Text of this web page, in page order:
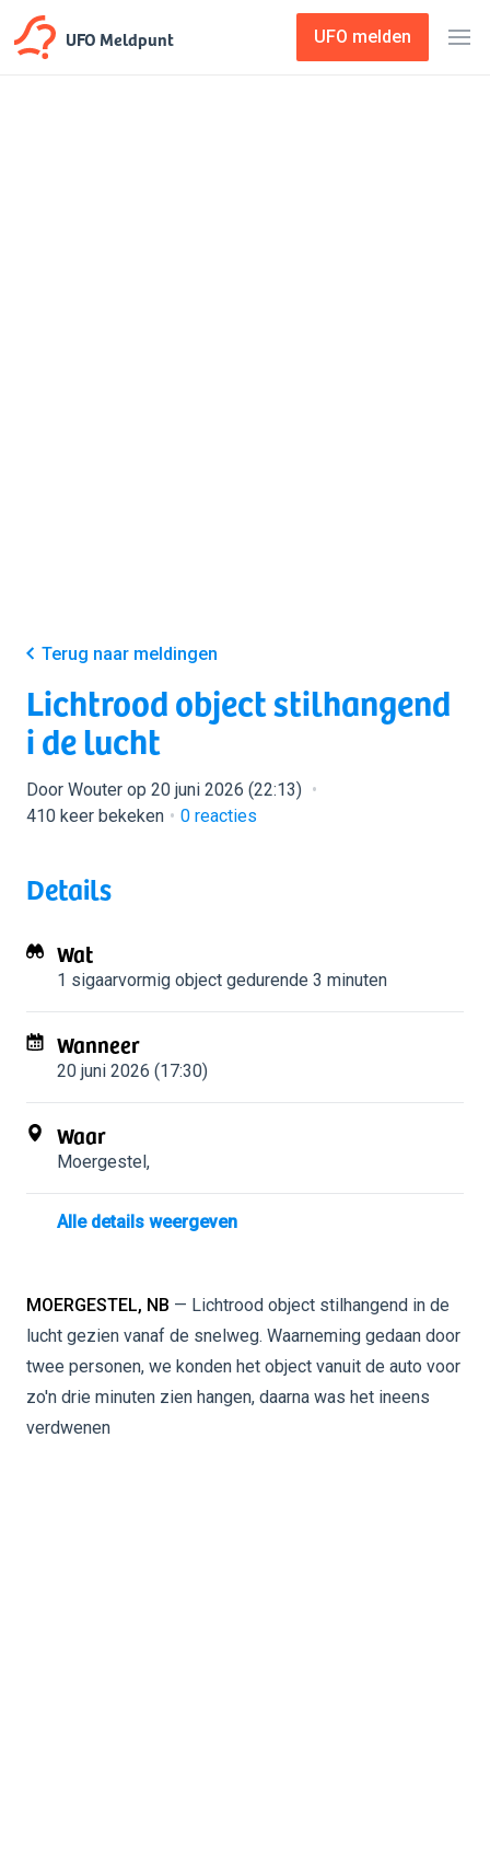
UFO Meldpunt UFO melden
Terug naar meldingen
Lichtrood object stilhangend
i de lucht
Door Wouter op 20 juni 2026 (22:13)
410 keer bekeken
0 reacties
Details
Wat
1 sigaarvormig object gedurende 3 minuten
Wanneer
20 juni 2026 (17:30)
Waar
Moergestel,
Alle details weergeven
MOERGESTEL, NB — Lichtrood object stilhangend in de
lucht gezien vanaf de snelweg. Waarneming gedaan door
twee personen, we konden het object vanuit de auto voor
zo'n drie minuten zien hangen, daarna was het ineens
verdwenen